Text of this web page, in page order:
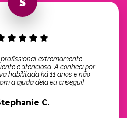
profissional extremamente
e atenciosa. A conheci por
habilitada há 11 anos e não
a ajuda dela eu cnsegui!
C.